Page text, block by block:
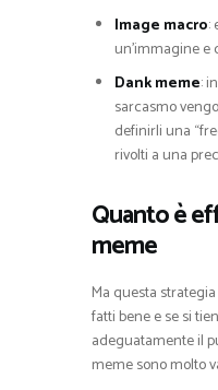
Image macro:
un’immagine e
Dank meme:
sarcasmo
definirli una
rivolti a una
Quanto è
meme
Ma questa
fatti bene e se si
adeguatamente il
meme sono molto